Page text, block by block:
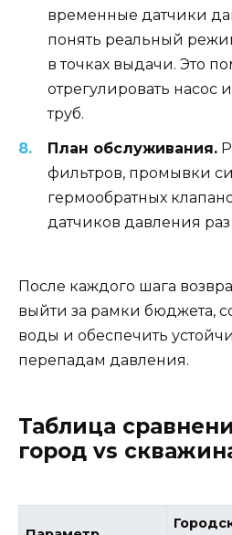
временные датчики
понять реальный
в точках выдачи. Это
отрегулировать насос
труб.
План обслуживания.
фильтров, промывки
гермообратных
датчиков давления раз
После каждого шага
выйти за рамки бюджета,
воды и обеспечить
перепадам давления.
Таблица
город vs